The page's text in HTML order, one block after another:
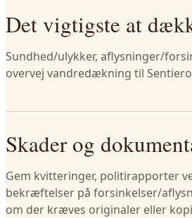
Det vigtigste at
Sundhed/ulykker, aflysninger/
overvej vandredækning til
Skader og
Gem kvitteringer, politirapporter
bekræftelser på forsinkelser/
om der kræves originaler eller